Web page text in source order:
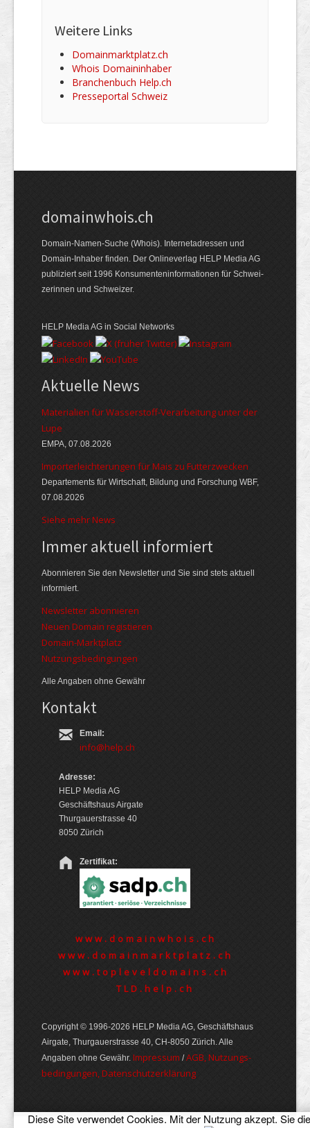
Weitere Links
Domainmarktplatz.ch
Whois Domaininhaber
Branchenbuch Help.ch
Presseportal Schweiz
domainwhois.ch
Domain-Namen-Suche (Whois). Internet­adressen und
Domain-Inhaber finden. Der Online­verlag HELP Media AG
publiziert seit 1996 Konsumenten­informationen für Schwei­
zerinnen und Schweizer.
HELP Media AG in Social Networks
Aktuelle News
Materialien für Wasserstoff-Verarbeitung unter der
Lupe
EMPA, 07.08.2026
Importerleichterungen für Mais zu Futterzwecken
Departements für Wirtschaft, Bildung und Forschung WBF,
07.08.2026
Siehe mehr News
Immer aktuell informiert
Abonnieren Sie den Newsletter und Sie sind stets aktuell
informiert.
Newsletter abonnieren
Neuen Domain registieren
Domain-Marktplatz
Nutzungsbedingungen
Alle Angaben ohne Gewähr
Kontakt
Email:
info@help.ch
Adresse:
HELP Media AG
Geschäftshaus Airgate
Thurgauerstrasse 40
8050 Zürich
Zertifikat:
www.domainwhois.ch
www.domainmarktplatz.ch
www.topleveldomains.ch
TLD.help.ch
Copyright © 1996-2026 HELP Media AG, Geschäftshaus
Airgate, Thurgauer­strasse 40, CH-8050 Zürich. Alle
Angaben ohne Gewähr. Im­pres­sum /AGB, Nut­zungs­
bedin­gungen, Daten­schutz­er­klärung
Diese Site verwendet Cookies. Mit der Nutzung akzept. Sie die